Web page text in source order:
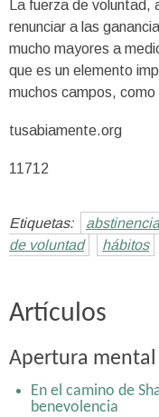
La fuerza de
renunciar a las
mucho mayores a
que es un elemento
muchos campos,
tusabiamente.org
11712
Etiquetas: abstinencia
de voluntad
hábitos
Artículos
Apertura mental
En el camino de
benevolencia